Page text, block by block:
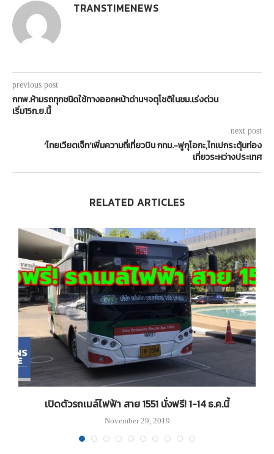
TRANSTIMENEWS
previous post
กทพ.ห้ามรถทุกชนิดใช้ทางออกหน้าด่านฯจตุโชติในชม.เร่งด่วน
เริ่ม15ก.ย.นี้
next post
‘ไทยเวียตเจ็ท’เพิ่มความถี่เที่ยวบิน กทม.-ฟูกุโอกะ,ไทเปกระตุ้นท่อง
เที่ยวระหว่างประเทศ
RELATED ARTICLES
เปิดตัวรถเมล์ไฟฟ้า สาย 1551 นั่งฟรี! 1-14 ธ.ค.นี้
November 29, 2019